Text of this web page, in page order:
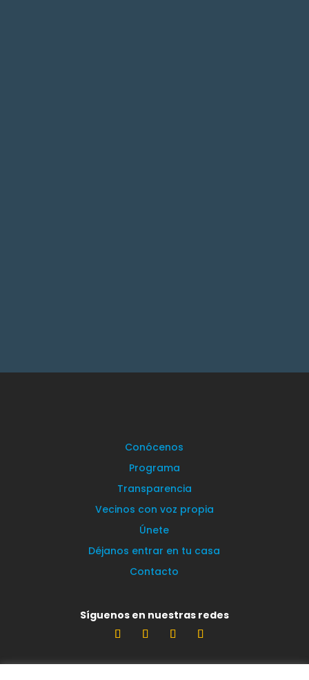
Conócenos
Programa
Transparencia
Vecinos con voz propia
Únete
Déjanos entrar en tu casa
Contacto
Síguenos en nuestras redes
Estamos encantados de leerte